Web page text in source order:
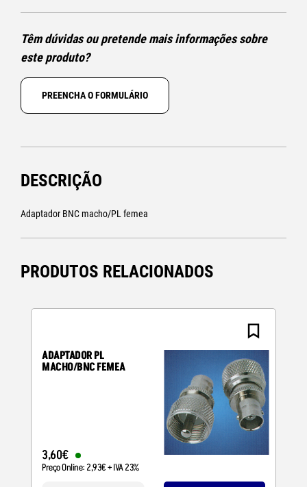
Têm dúvidas ou pretende mais informações sobre
este produto?
PREENCHA O FORMULÁRIO
DESCRIÇÃO
Adaptador BNC macho/PL femea
PRODUTOS RELACIONADOS
ADAPTADOR PL
MACHO/BNC FEMEA
3,60€
Preço Online: 2,93€+ IVA 23%